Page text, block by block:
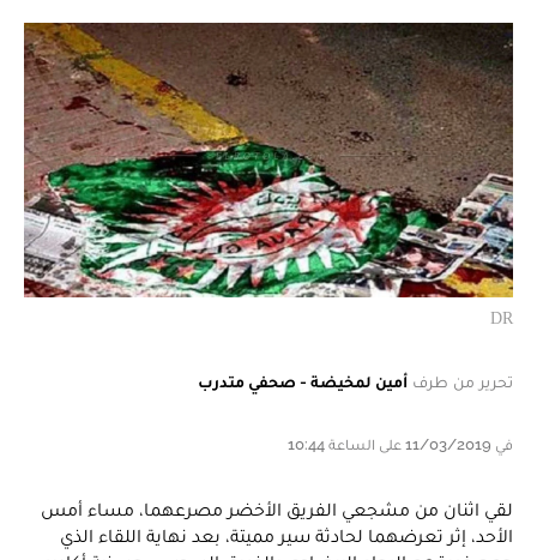
DR
تحرير من طرف أمين لمخيضة - صحفي متدرب
في 11/03/2019 على الساعة 10:44
لقي اثنان من مشجعي الفريق الأخضر مصرعهما، مساء أمس
الأحد، إثر تعرضهما لحادثة سير مميتة، بعد نهاية اللقاء الذي